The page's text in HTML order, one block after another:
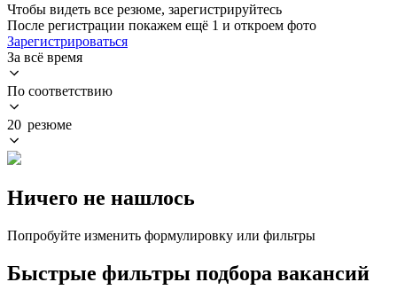
Чтобы видеть все резюме, зарегистрируйтесь
После регистрации покажем ещё 1 и откроем фото
Зарегистрироваться
За всё время
По соответствию
20 резюме
Ничего не нашлось
Попробуйте изменить формулировку или фильтры
Быстрые фильтры подбора вакансий